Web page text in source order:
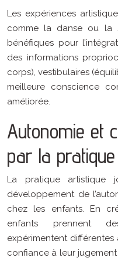
Les expériences
comme la danse ou la
bénéfiques pour
des informations
corps), vestibulaires
meilleure conscience
améliorée.
Autonomie et
par la
La pratique
développement de
chez les enfants. En
enfants prennent
expérimentent
confiance à leur